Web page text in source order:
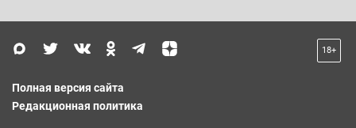
18+
Полная версия сайта
Редакционная политика